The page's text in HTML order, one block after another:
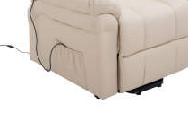
Comparer